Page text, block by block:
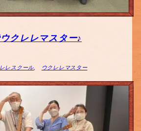
クレレマスター♪
レスクール, ウクレレマスター